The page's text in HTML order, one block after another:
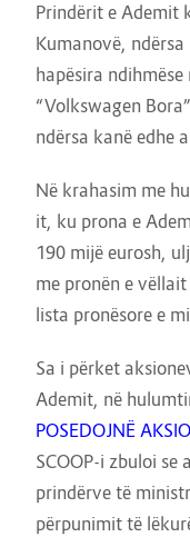
Prindërit e Ademit
Kumanovë, ndërsa
hapësira
“Volkswagen
ndërsa kanë edhe
Në krahasim me
it, ku prona e
190 mijë eurosh,
me pronën e
lista pronësore e
Sa i përket
Ademit, në
POSEDOJNË
SCOOP-i zbuloi
prindërve të
përpunimit të